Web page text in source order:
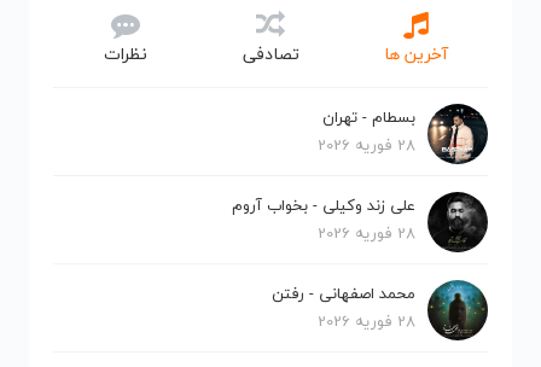
آخرین ها تصادفی نظرات
بسطام - تهران
28 فوریه 2026
علی زند وکیلی - بخواب آروم
28 فوریه 2026
محمد اصفهانی - رفتن
28 فوریه 2026